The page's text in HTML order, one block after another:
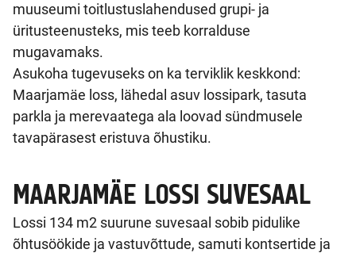
muuseumi toitlustuslahendused grupi- ja
üritusteenusteks, mis teeb korralduse
mugavamaks.
Asukoha tugevuseks on ka terviklik keskkond:
Maarjamäe loss, lähedal asuv lossipark, tasuta
parkla ja merevaatega ala loovad sündmusele
tavapärasest eristuva õhustiku.
MAARJAMÄE LOSSI SUVESAAL
Lossi 134 m2 suurune suvesaal sobib pidulike
õhtusöökide ja vastuvõttude, samuti kontsertide ja